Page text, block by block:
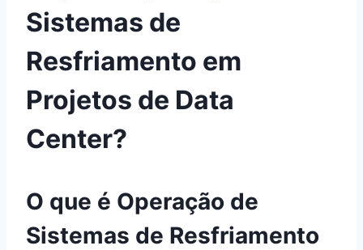
Sistemas de
Resfriamento em
Projetos de Data
Center?
O que é Operação de
Sistemas de Resfriamento